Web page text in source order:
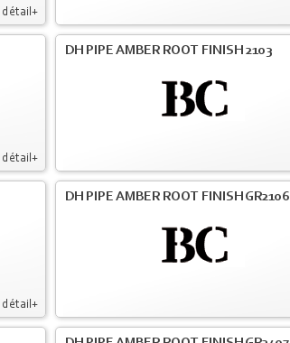
détail+
détail+
DH PIPE AMBER ROOT FINISH 2103
détail+
DH PIPE AMBER ROOT FINISH GR2106